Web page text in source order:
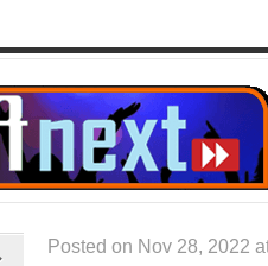
Posted on Nov 28, 2022